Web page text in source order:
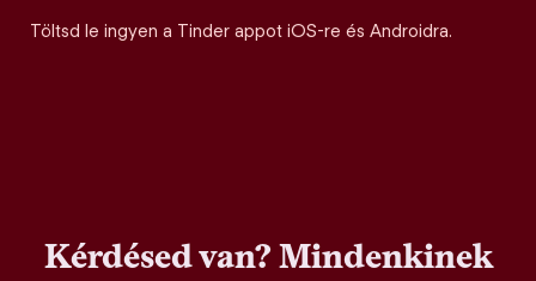
Töltsd le ingyen a Tinder appot iOS-re és Androidra.
Kérdésed van? Mindenkinek